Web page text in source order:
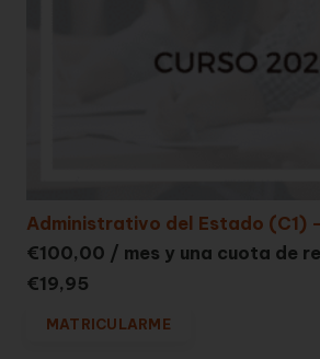
Administrativo del Estado (C1)
€100,00 / mes y una cuota de
€19,95
MATRICULARME